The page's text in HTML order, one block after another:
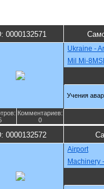
0000132571
Ukraine -
Mil Mi-
Учения
Комментариев:
0
0000132572
Airport
Machinery